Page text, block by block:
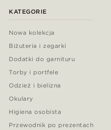
KATEGORIE
Nowa kolekcja
Biżuteria i zegarki
Dodatki do garnituru
Torby i portfele
Odzież i bielizna
Okulary
Higiena osobista
Przewodnik po prezentach